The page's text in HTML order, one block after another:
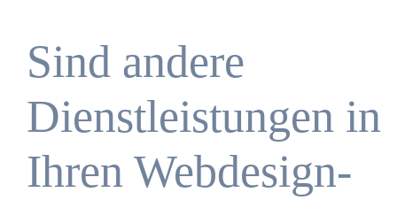
Agentur?
Sind andere
Dienstleistungen in
Ihren Webdesign-